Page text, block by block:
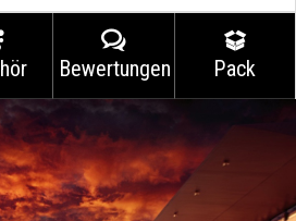
Bewertungen Pack